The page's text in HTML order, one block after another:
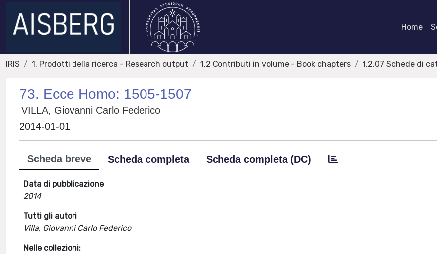
Home
IRIS 1. Prodotti della ricerca - Research output 1.2 Contributi in volume - Book chapters 1.2.07 Schede di
73. Ecce Homo: 1505-1507
VILLA, Giovanni Carlo Federico
2014-01-01
Scheda breve Scheda completa Scheda completa (DC)
Data di pubblicazione
2014
Tutti gli autori
Villa, Giovanni Carlo Federico
Nelle collezioni: